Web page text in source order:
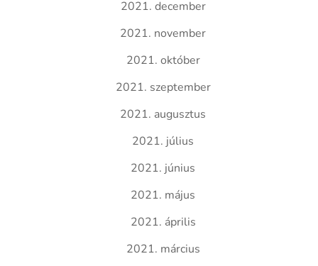
2021. december
2021. november
2021. október
2021. szeptember
2021. augusztus
2021. július
2021. június
2021. május
2021. április
2021. március